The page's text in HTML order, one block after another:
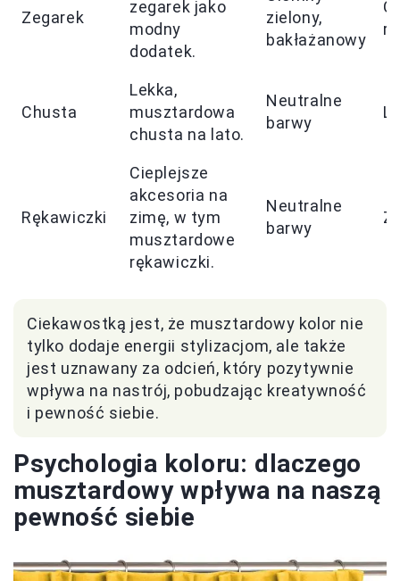
Zegarek
zegarek jako
modny
dodatek.
zielony,
bakłażanowy
Chusta
Lekka,
musztardowa
chusta na lato.
Neutralne
barwy
Rękawiczki
Cieplejsze
akcesoria na
zimę, w tym
musztardowe
rękawiczki.
Neutralne
barwy
Ciekawostką jest, że musztardowy kolor nie
tylko dodaje energii stylizacjom, ale także
jest uznawany za odcień, który pozytywnie
wpływa na nastrój, pobudzając kreatywność
i pewność siebie.
Psychologia koloru: dlaczego
musztardowy wpływa na naszą
pewność siebie